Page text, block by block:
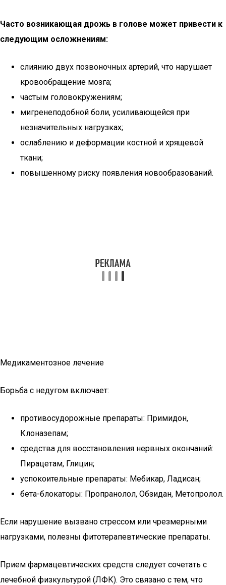
Часто возникающая дрожь в голове может привести к
следующим осложнениям:
слиянию двух позвоночных артерий, что нарушает
кровообращение мозга;
частым головокружениям;
мигренеподобной боли, усиливающейся при
незначительных нагрузках;
ослаблению и деформации костной и хрящевой
ткани;
повышенному риску появления новообразований.
Медикаментозное лечение
Борьба с недугом включает:
противосудорожные препараты: Примидон,
Клоназепам;
средства для восстановления нервных окончаний:
Пирацетам, Глицин;
успокоительные препараты: Мебикар, Ладисан;
бета-блокаторы: Пропранолол, Обзидан, Метопролол.
Если нарушение вызвано стрессом или чрезмерными
нагрузками, полезны фитотерапевтические препараты.
Прием фармацевтических средств следует сочетать с
лечебной физкультурой (ЛФК). Это связано с тем, что